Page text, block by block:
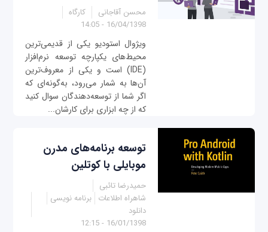
محسن آقاجانی
کارگاه
16/04/1398 - 14:05
ویژوال استودیو یکی از قدیمی‌ترین
محیط‌های یکپارچه توسعه نرم‌افزار
(IDE) است و یکی از معروف‌ترین
آن‌ها به شمار می‌رود، به‌گونه‌ای که
اگر شما از توسعه‌دهندگان سوال کنید
که از چه ابزاری برای کارشان...
توسعه برنامه‌های مدرن
موبایلی با کوتلین
حمیدرضا تائبی
شاهراه اطلاعات برنامه نویسی
دانلود
16/01/1398 - 12:15